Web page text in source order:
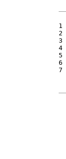
1
2
3
4
5
6
7